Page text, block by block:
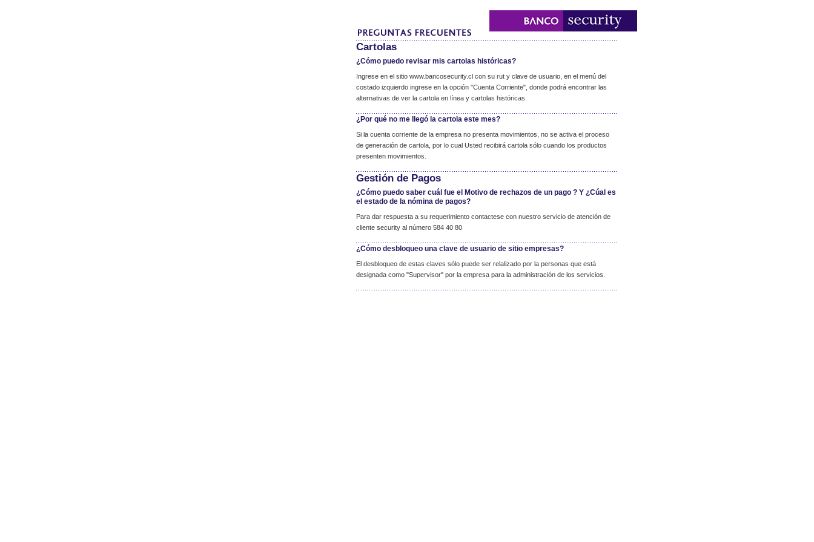
Cartolas
¿Cómo puedo revisar mis cartolas históricas?
Ingrese en el sitio www.bancosecurity.cl con su rut y clave de usuario, en el menú del
costado izquierdo ingrese en la opción "Cuenta Corriente", donde podrá encontrar las
alternativas de ver la cartola en línea y cartolas históricas.
¿Por qué no me llegó la cartola este mes?
Si la cuenta corriente de la empresa no presenta movimientos, no se activa el proceso
de generación de cartola, por lo cual Usted recibirá cartola sólo cuando los productos
presenten movimientos.
Gestión de Pagos
¿Cómo puedo saber cuál fue el Motivo de rechazos de un pago ? Y ¿Cúal es
el estado de la nómina de pagos?
Para dar respuesta a su requerimiento contactese con nuestro servicio de atención de
cliente security al número 584 40 80
¿Cómo desbloqueo una clave de usuario de sitio empresas?
El desbloqueo de estas claves sólo puede ser relalizado por la personas que está
designada como "Supervisor" por la empresa para la administración de los servicios.